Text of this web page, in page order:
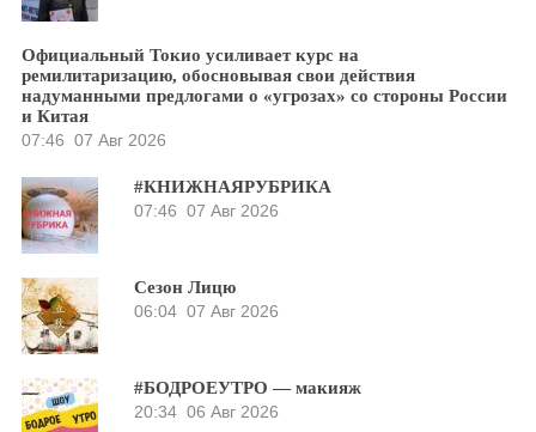
Официальный Токио усиливает курс на
ремилитаризацию, обосновывая свои действия
надуманными предлогами о «угрозах» со стороны России
и Китая
07:46 07 Авг 2026
#КНИЖНАЯРУБРИКА
07:46 07 Авг 2026
Сезон Лицю
06:04 07 Авг 2026
#БОДРОЕУТРО — макияж
20:34 06 Авг 2026